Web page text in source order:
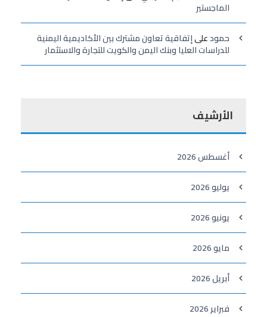
الماجستير
حمودعلىإتفاقية تعاون مشترك بين الأكاديمية اليمنية
للدراسات العليا وبنك اليمن والكويت للتجارة والاستثمار
الأرشيف
أغسطس 2026
يوليو 2026
يونيو 2026
مايو 2026
أبريل 2026
فبراير 2026